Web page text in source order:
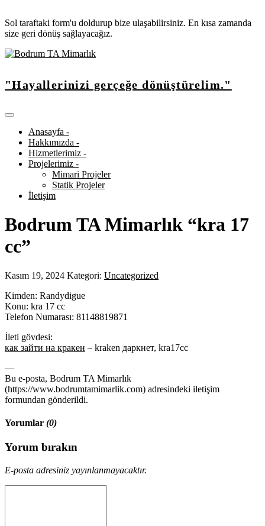
Sol taraftaki form'u doldurup bize ulaşabilirsiniz. En kısa zamanda
size geri dönüş sağlayacağız.
"Hayallerinizi gerçeğe dönüştürelim."
Anasayfa -
Hakkımızda -
Hizmetlerimiz -
Projelerimiz -
Mimari Projeler
Statik Projeler
İletişim
Bodrum TA Mimarlık “kra 17
сс”
Kasım 19, 2024 Kategori: Uncategorized
Kimden: Randydigue
Konu: kra 17 сс
Telefon Numarası: 81148819871
İleti gövdesi:
как зайти на кракен – kraken даркнет, kra17сс
—
Bu e-posta, Bodrum TA Mimarlık
(https://www.bodrumtamimarlik.com) adresindeki iletişim
formundan gönderildi.
Yorumlar (0)
Yorum bırakın
E-posta adresiniz yayınlanmayacaktır.